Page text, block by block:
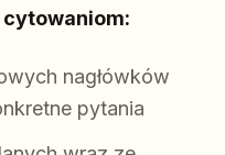
nagłówków
pytania